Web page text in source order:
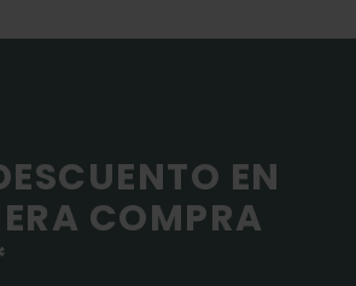
EN
COMPRA